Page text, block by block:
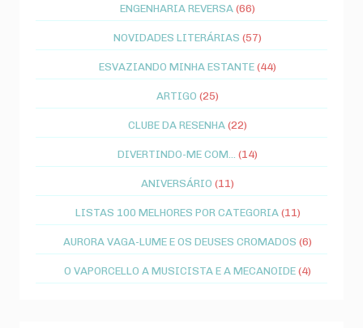
ENGENHARIA REVERSA(66)
NOVIDADES LITERÁRIAS (57)
ESVAZIANDO MINHA ESTANTE(44)
ARTIGO (25)
CLUBE DA RESENHA(22)
DIVERTINDO-ME COM... (14)
ANIVERSÁRIO (11)
LISTAS 100 MELHORES POR CATEGORIA (11)
AURORA VAGA-LUME E OS DEUSES CROMADOS (6)
O VAPORCELLO A MUSICISTA E A MECANOIDE(4)